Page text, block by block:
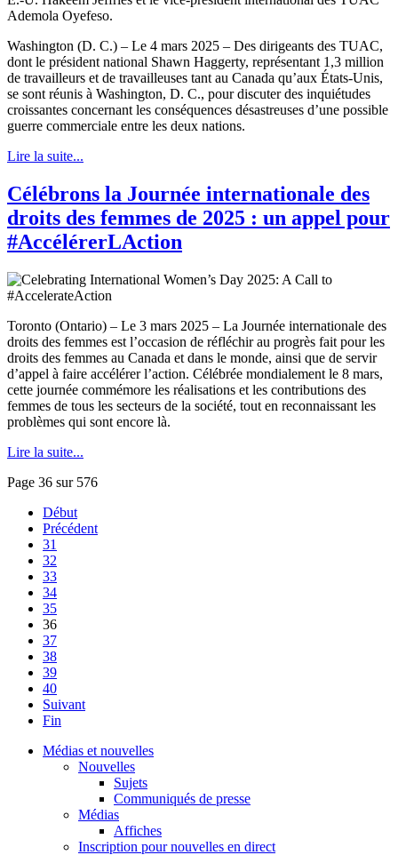
Washington (D. C.) – Le 4 mars 2025 – Des dirigeants des TUAC,
dont le président national Shawn Haggerty, représentant 1,3 million
de travailleurs et de travailleuses tant au Canada qu’aux États-Unis,
se sont réunis à Washington, D. C., pour discuter des inquiétudes
croissantes concernant les conséquences désastreuses d’une possible
guerre commerciale entre les deux nations.
Lire la suite...
Célébrons la Journée internationale des
droits des femmes de 2025 : un appel pour
#AccélérerLAction
Toronto (Ontario) – Le 3 mars 2025 – La Journée internationale des
droits des femmes est l’occasion de réfléchir au progrès fait pour les
droits des femmes au Canada et dans le monde, ainsi que de servir
d’appel à faire accélérer l’action. Célébrée mondialement le 8 mars,
cette journée commémore les réalisations et les contributions des
femmes de tous les secteurs de la société, tout en reconnaissant les
problèmes qui sont encore là.
Lire la suite...
Page 36 sur 576
Début
Précédent
31
32
33
34
35
36
37
38
39
40
Suivant
Fin
Médias et nouvelles
Nouvelles
Sujets
Communiqués de presse
Médias
Affiches
Inscription pour nouvelles en direct